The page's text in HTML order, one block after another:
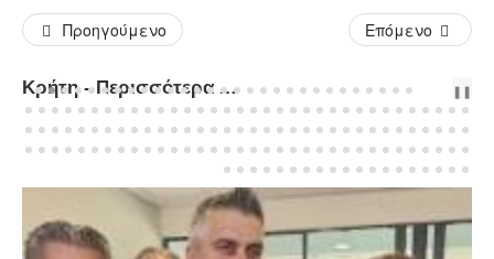
Προηγούμενο Επόμενο
Κρήτη - Περισσότερα Άρθρα... PREVNEXT
❚❚